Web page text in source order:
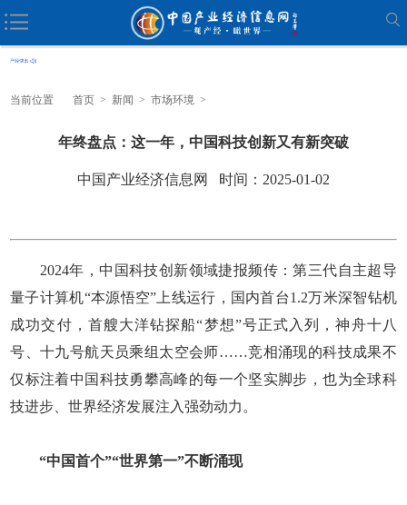
当前位置 首页 > 新闻 > 市场环境 >
年终盘点：这一年，中国科技创新又有新突破
中国产业经济信息网 时间：2025-01-02
2024年，中国科技创新领域捷报频传：第三代自主超导
量子计算机“本源悟空”上线运行，国内首台1.2万米深智钻机
成功交付，首艘大洋钻探船“梦想”号正式入列，神舟十八
号、十九号航天员乘组太空会师……竞相涌现的科技成果不
仅标注着中国科技勇攀高峰的每一个坚实脚步，也为全球科
技进步、世界经济发展注入强劲动力。
“中国首个”“世界第一”不断涌现